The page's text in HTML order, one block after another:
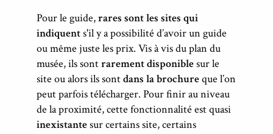
Pour le guide,rares sont les sites qui
indiquents'il y a possibilité d’avoir un guide
ou même juste les prix. Vis à vis du plan du
musée, ils sontrarement disponiblesur le
site ou alors ils sontdans la brochureque l’on
peut parfois télécharger. Pour finir au niveau
de la proximité, cette fonctionnalité est quasi
inexistantesur certains site, certains